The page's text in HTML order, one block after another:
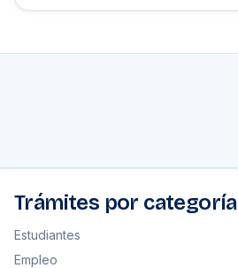
Trámites por categoría
Estudiantes
Empleo